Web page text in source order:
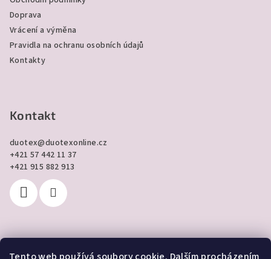
Doprava
Vrácení a výměna
Pravidla na ochranu osobních údajů
Kontakty
Kontakt
duotex@duotexonline.cz
+421 57 442 11 37
+421 915 882 913